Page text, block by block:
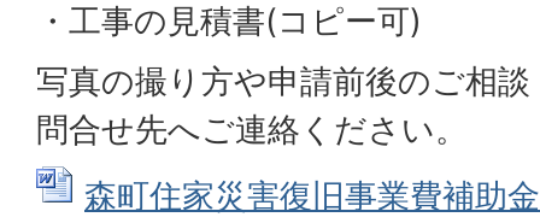
・工事の見積書(コピー可)
写真の撮り方や申請前後のご相
問合せ先へご連絡ください。
森町住家災害復旧事業費補助